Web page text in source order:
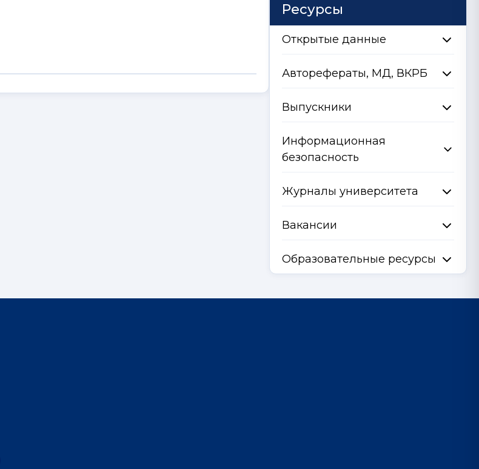
Ресурсы
Открытые данные
Авторефераты, МД, ВКРБ
Выпускники
Информационная
безопасность
Журналы университета
Вакансии
Образовательные ресурсы